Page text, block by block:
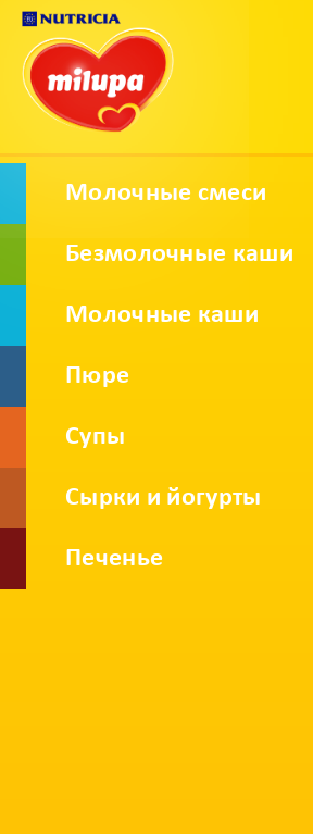
Молочные смеси
Безмолочные каши
Молочные каши
Пюре
Супы
Сырки и йогурты
Печенье